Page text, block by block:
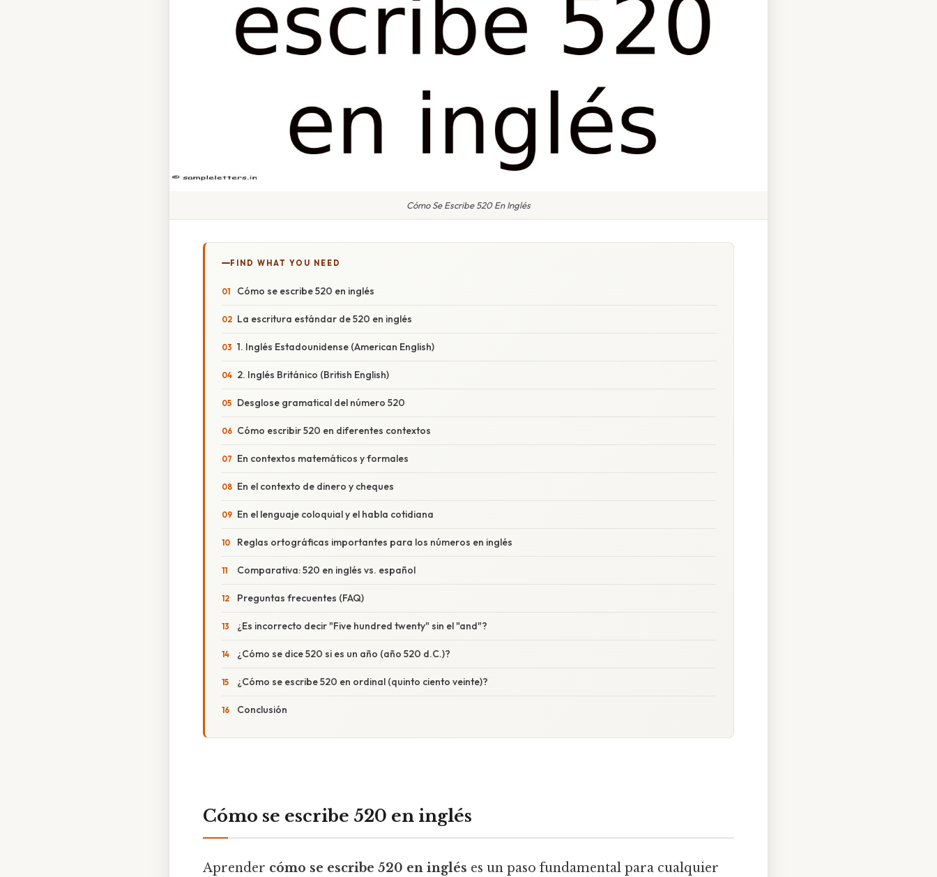
Cómo Se Escribe 520 En Inglés
FIND WHAT YOU NEED
Cómo se escribe 520 en inglés
La escritura estándar de 520 en inglés
1. Inglés Estadounidense (American English)
2. Inglés Británico (British English)
Desglose gramatical del número 520
Cómo escribir 520 en diferentes contextos
En contextos matemáticos y formales
En el contexto de dinero y cheques
En el lenguaje coloquial y el habla cotidiana
Reglas ortográficas importantes para los números en inglés
Comparativa: 520 en inglés vs. español
Preguntas frecuentes (FAQ)
¿Es incorrecto decir "Five hundred twenty" sin el "and"?
¿Cómo se dice 520 si es un año (año 520 d.C.)?
¿Cómo se escribe 520 en ordinal (quinto ciento veinte)?
Conclusión
Cómo se escribe 520 en inglés
Aprender cómo se escribe 520 en inglés es un paso fundamental para cualquier